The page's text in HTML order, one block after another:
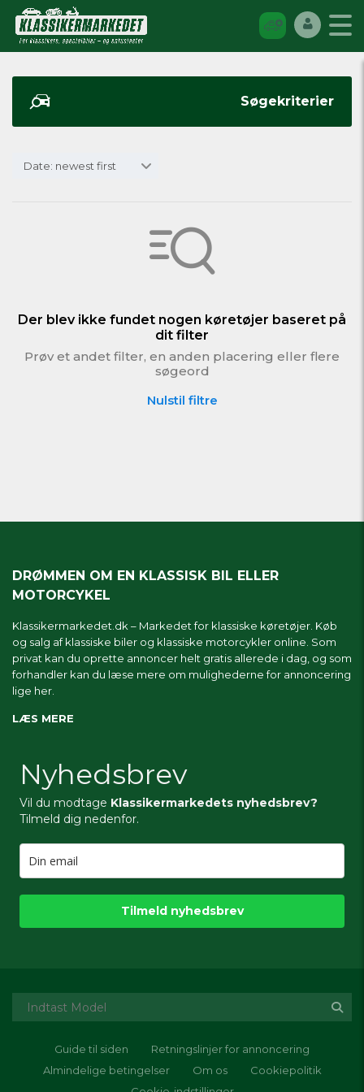
Søgekriterier
Date: newest first
Der blev ikke fundet nogen køretøjer baseret på
dit filter
Prøv et andet filter, en anden placering eller flere
søgeord
Nulstil filtre
DRØMMEN OM EN KLASSISK BIL ELLER
MOTORCYKEL
Klassikermarkedet.dk – Markedet for klassiske køretøjer. Køb
og salg af klassiske biler og klassiske motorcykler online. Som
privat kan du oprette annoncer helt gratis allerede i dag, og som
forhandler kan du læse mere om mulighederne for annoncering
lige her.
LÆS MERE
Nyhedsbrev
Vil du modtage Klassikermarkedets nyhedsbrev?
Tilmeld dig nedenfor.
Tilmeld nyhedsbrev
Guide til siden
Retningslinjer for annoncering
Almindelige betingelser
Om os
Cookiepolitik